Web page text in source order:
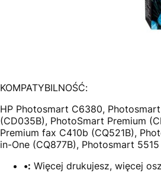
KOMPATYBILNOŚĆ:
HP Photosmart C6380,
(CD035B), PhotoSmart Premium
Premium fax C410b (CQ521B),
in-One (CQ877B), Photosmart
•: Więcej drukujesz, więcej